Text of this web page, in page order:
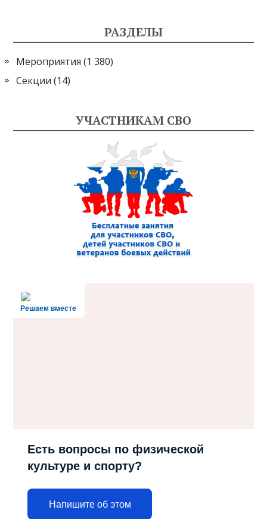
РАЗДЕЛЫ
Мероприятия (1 380)
Секции (14)
УЧАСТНИКАМ СВО
Решаем вместе
Есть вопросы по физической
культуре и спорту?
Напишите об этом